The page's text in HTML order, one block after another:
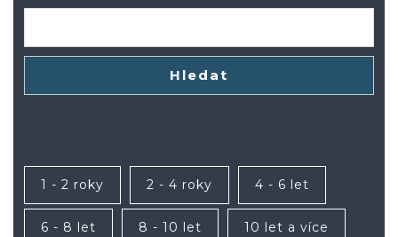
Hledat
1 - 2 roky 2 - 4 roky 4 - 6 let
6 - 8 let 8 - 10 let 10 let a více